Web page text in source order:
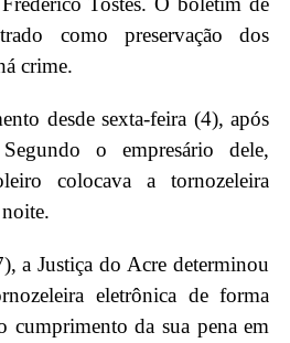
como preservação dos
crime.
desde sexta-feira (4), após
o empresário dele,
colocava a tornozeleira
a Justiça do Acre determinou
eletrônica de forma
cumprimento da sua pena em